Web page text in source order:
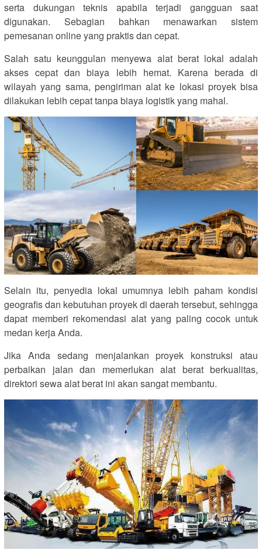
serta dukungan teknis apabila terjadi gangguan saat
digunakan. Sebagian bahkan menawarkan sistem
pemesanan online yang praktis dan cepat.
Salah satu keunggulan menyewa alat berat lokal adalah
akses cepat dan biaya lebih hemat. Karena berada di
wilayah yang sama, pengiriman alat ke lokasi proyek bisa
dilakukan lebih cepat tanpa biaya logistik yang mahal.
Selain itu, penyedia lokal umumnya lebih paham kondisi
geografis dan kebutuhan proyek di daerah tersebut, sehingga
dapat memberi rekomendasi alat yang paling cocok untuk
medan kerja Anda.
Jika Anda sedang menjalankan proyek konstruksi atau
perbaikan jalan dan memerlukan alat berat berkualitas,
direktori sewa alat berat ini akan sangat membantu.